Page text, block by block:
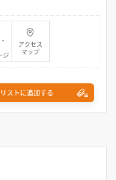
ジ
アクセス
マップ
ストに追加する